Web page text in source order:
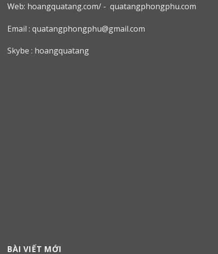
Web: hoangquatang.com/ - quatangphongphu.com
Email : quatangphongphu@gmail.com
Skybe : hoangquatang
BÀI VIẾT MỚI